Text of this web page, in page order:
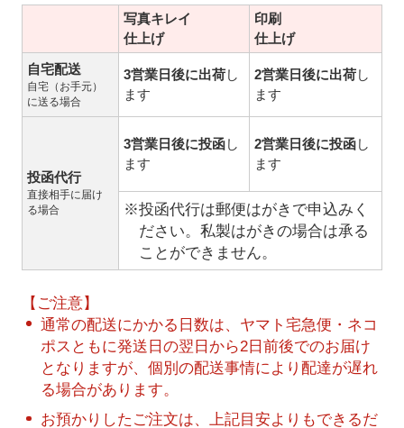
写真キレイ
仕上げ
印刷
仕上げ
自宅配送
自宅（お手元）
に送る場合
3営業日後に出荷し
ます
2営業日後に出荷し
ます
投函代行
直接相手に届け
る場合
3営業日後に投函し
ます
2営業日後に投函し
ます
※投函代行は郵便はがきで申込みく
ださい。私製はがきの場合は承る
ことができません。
【ご注意】
通常の配送にかかる日数は、ヤマト宅急便・ネコ
ポスともに発送日の翌日から2日前後でのお届け
となりますが、個別の配送事情により配達が遅れ
る場合があります。
お預かりしたご注文は、上記目安よりもできるだ